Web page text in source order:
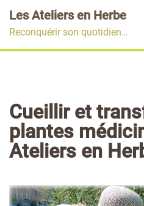
au
contenu
Les Ateliers en Herbe
Reconquérir son quotidien…
Cueillir et
plantes
Ateliers en